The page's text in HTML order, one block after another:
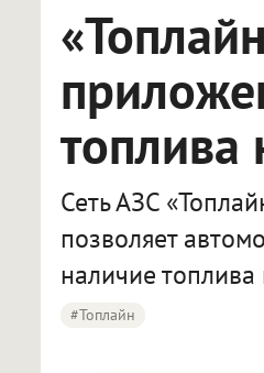
топлива
Сеть АЗС
позволяет
наличие
#Топлайн